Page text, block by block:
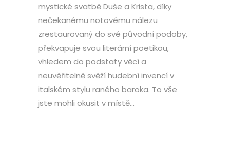
mystické svatbě Duše a Krista, díky
nečekanému notovému nálezu
zrestaurovaný do své původní podoby,
překvapuje svou literární poetikou,
vhledem do podstaty věcí a
neuvěřitelně svěží hudební invencí v
italském stylu raného baroka. To vše
jste mohli okusit v místě...